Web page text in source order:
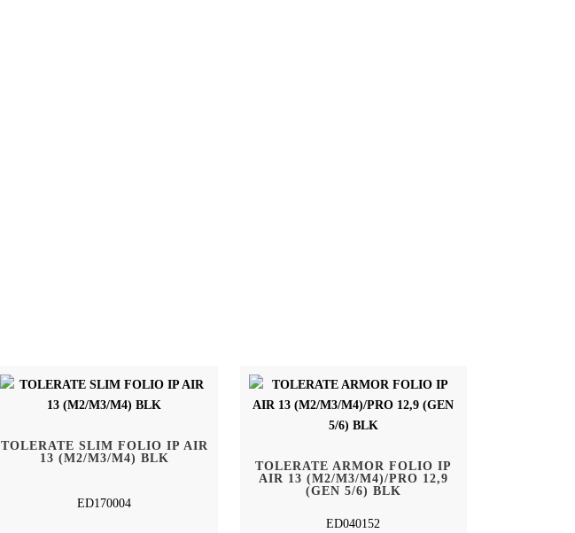
TOLERATE SLIM FOLIO IP AIR
13 (M2/M3/M4) BLK
ED170004
TOLERATE ARMOR FOLIO IP
AIR 13 (M2/M3/M4)/PRO 12,9
(GEN 5/6) BLK
ED040152